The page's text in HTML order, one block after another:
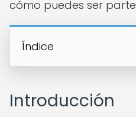
cómo puedes ser
Índice
Introducción